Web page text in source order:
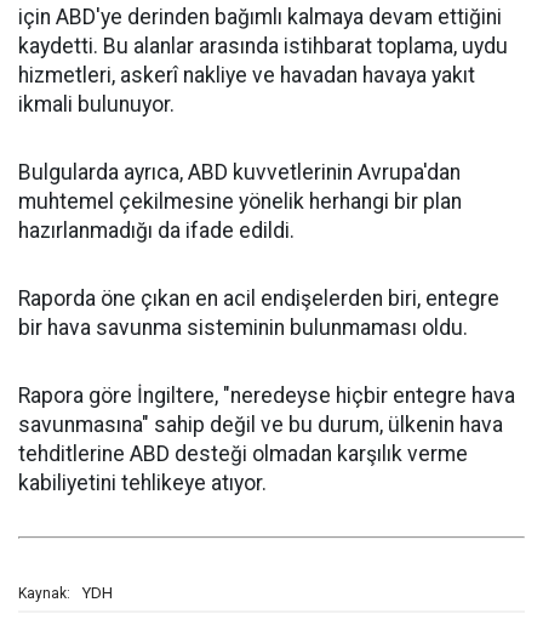
için ABD'ye derinden bağımlı kalmaya devam ettiğini
kaydetti. Bu alanlar arasında istihbarat toplama, uydu
hizmetleri, askerî nakliye ve havadan havaya yakıt
ikmali bulunuyor.
Bulgularda ayrıca, ABD kuvvetlerinin Avrupa'dan
muhtemel çekilmesine yönelik herhangi bir plan
hazırlanmadığı da ifade edildi.
Raporda öne çıkan en acil endişelerden biri, entegre
bir hava savunma sisteminin bulunmaması oldu.
Rapora göre İngiltere, "neredeyse hiçbir entegre hava
savunmasına" sahip değil ve bu durum, ülkenin hava
tehditlerine ABD desteği olmadan karşılık verme
kabiliyetini tehlikeye atıyor.
Kaynak: YDH